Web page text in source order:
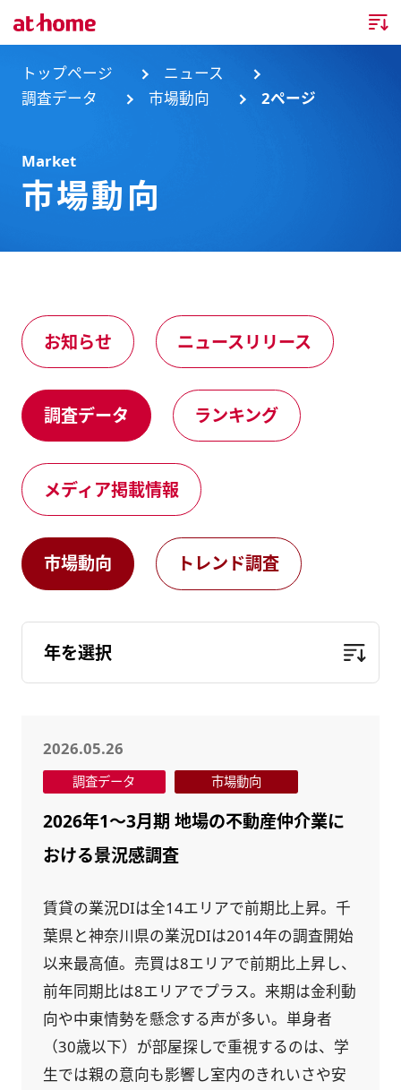
トップページ
企業理念
会社概要
沿革
サステナビリティ
健康経営
CM・動画紹介
ニュースTOP
お知らせ
調査データ
ランキング
メディア掲載情報
事業内容
消費者向け不動産情報サービス
不動産業務支援サービス
キャリア採用情報
障がい者採用情報
トップページ
ニュース
調査データ
市場動向 2ページ
市場動向
Market
お知らせ ニュースリリース
調査データ ランキング
メディア掲載情報
市場動向 トレンド調査
2026.05.26
調査データ 市場動向
2026年1～3月期 地場の不動産仲介業に
おける景況感調査
賃貸の業況DIは全14エリアで前期比上昇。千
葉県と神奈川県の業況DIは2014年の調査開始
以来最高値。売買は8エリアで前期比上昇し、
前年同期比は8エリアでプラス。来期は金利動
向や中東情勢を懸念する声が多い。単身者
（30歳以下）が部屋探しで重視するのは、学
生では親の意向も影響し室内のきれいさや安